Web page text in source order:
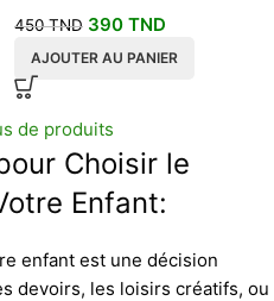
450TND 390 TND
AJOUTER AU PANIER
de produits
Choisir le
Enfant:
enfant est une décision
devoirs, les loisirs créatifs, ou